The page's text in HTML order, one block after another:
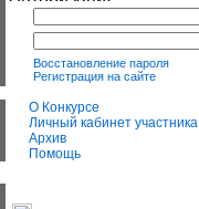
Восстановление пароля
Регистрация на сайте
О Конкурсе
Личный кабинет участника
Архив
Помощь